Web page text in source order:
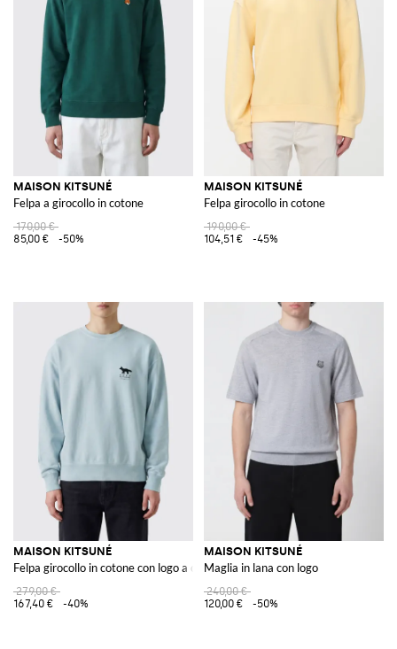
MAISON KITSUNÉ
Felpa a girocollo in cotone
170,00 €
85,00 €
-50%
MAISON KITSUNÉ
Felpa girocollo in cotone
190,00 €
104,51 €
-45%
MAISON KITSUNÉ
Felpa girocollo in cotone con logo a contrasto
279,00 €
167,40 €
-40%
MAISON KITSUNÉ
Maglia in lana con logo
240,00 €
120,00 €
-50%